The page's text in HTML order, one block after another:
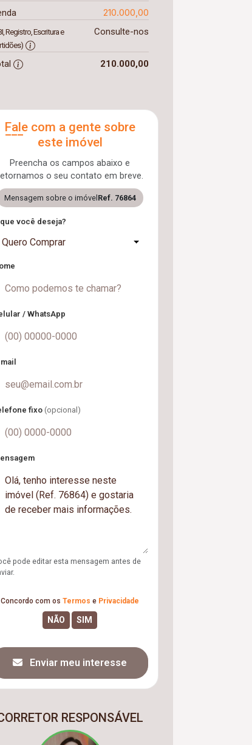
210.000,00
Registro, Escritura e
Consulte-nos
210.000,00
Fale com a gente sobre
este imóvel
Preencha os campos abaixo e
o seu contato em breve.
Mensagem sobre o imóvel Ref. 76864
que você deseja?
Quero Comprar
/ WhatsApp
fixo (opcional)
pode editar esta mensagem antes de
Concordo com os Termos e Privacidade
Enviar meu interesse
RESPONSÁVEL